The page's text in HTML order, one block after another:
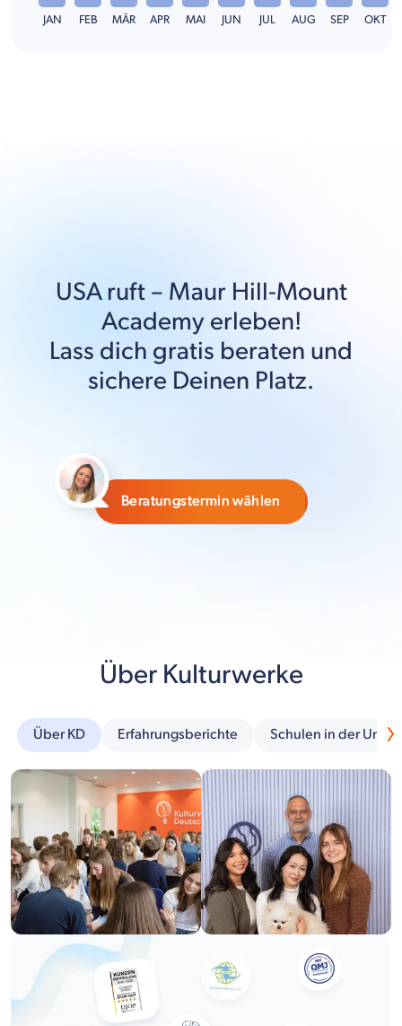
JAN FEB MÄR APR MAI JUN JUL AUG SEP OKT
USAruft – Maur Hill-Mount
Academyerleben!
Lass dich gratis beraten und
sichere Deinen Platz.
Beratungstermin wählen
Über Kulturwerke
Über KD Erfahrungsberichte Schulen in der